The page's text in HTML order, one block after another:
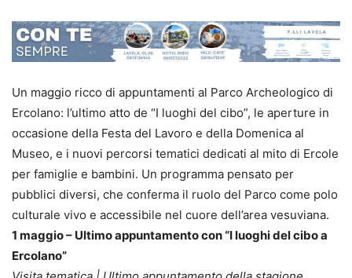
Un maggio ricco di appuntamenti al Parco Archeologico di
Ercolano: l’ultimo atto de “I luoghi del cibo”, le aperture in
occasione della Festa del Lavoro e della Domenica al
Museo, e i nuovi percorsi tematici dedicati al mito di Ercole
per famiglie e bambini. Un programma pensato per
pubblici diversi, che conferma il ruolo del Parco come polo
culturale vivo e accessibile nel cuore dell’area vesuviana.
1 maggio – Ultimo appuntamento con “I luoghi del cibo a
Ercolano”